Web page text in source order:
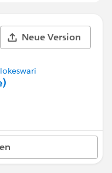
Neue Version